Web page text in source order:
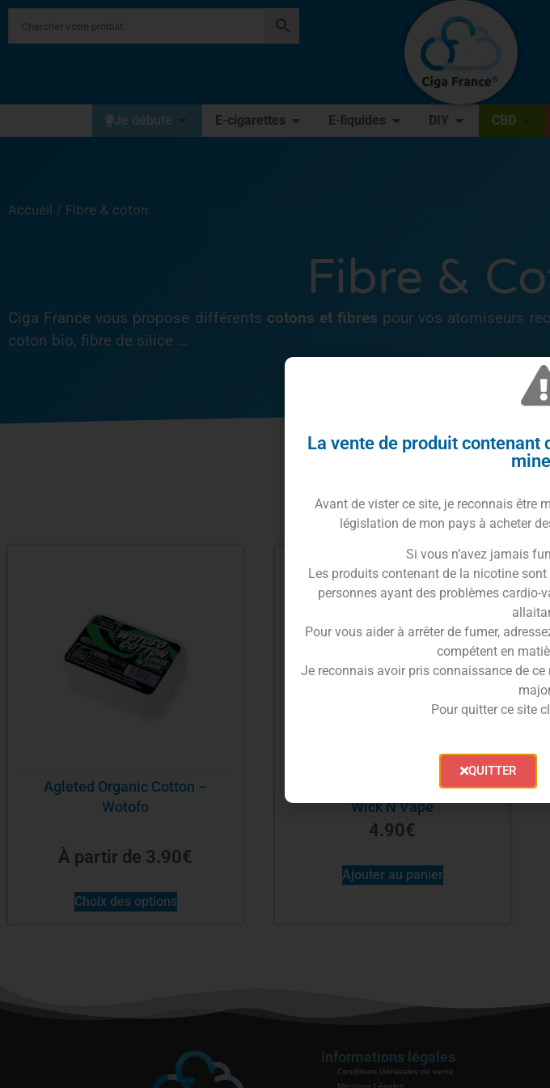
Je débute E-cigarettes E-liquides DIY CBD
Accueil / Fibre & coton
Fibre &
Ciga France vous propose différents cotons et fibres pour vos atomiseurs
coton bio, fibre de silice …
Agleted Organic Cotton –
Wotofo
À partir de 3.90€
Choix des options
Cotton Bacon Prime –
Wick’N’Vape
4.90€
Ajouter au panier
Informations légales
Conditions Générales de vente
La vente de produit
Avant de vister ce site, je reconnais être
législation de mon pays à acheter
Si vous n’avez jamais
Les produits contenant de la nicotine
personnes ayant des problèmes cardio-
Pour vous aider à arrêter de fumer,
compétent en
Je reconnais avoir pris connaissance de
Pour quitter ce site
QUITTER